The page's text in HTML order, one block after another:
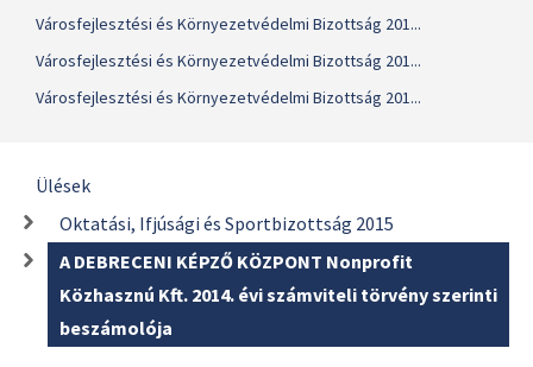
Városfejlesztési és Környezetvédelmi Bizottság 201...
Városfejlesztési és Környezetvédelmi Bizottság 201...
Városfejlesztési és Környezetvédelmi Bizottság 201...
Ülések
Oktatási, Ifjúsági és Sportbizottság 2015
A DEBRECENI KÉPZŐ KÖZPONT Nonprofit
Közhasznú Kft. 2014. évi számviteli törvény szerinti
beszámolója